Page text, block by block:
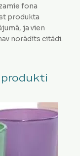
fona
produkta
ja vien
norādīts citādi.